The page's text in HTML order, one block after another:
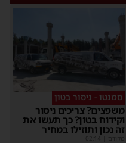
סמנטו - ניסור בטון
משפצים? צריכים ניסור
וקידוח בטון? כך תעשו את
זה נכון ותוזילו במחיר
מקודם